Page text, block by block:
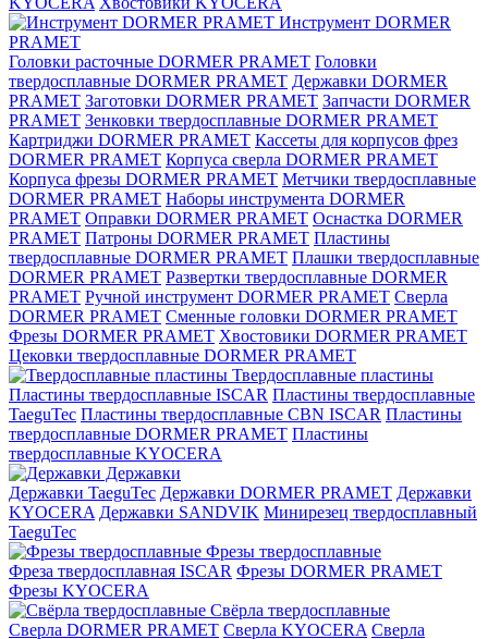
Инструмент DORMER
PRAMET
Головки расточные DORMER PRAMET Головки
твердосплавные DORMER PRAMET Державки DORMER
PRAMET Заготовки DORMER PRAMET Запчасти DORMER
PRAMET Зенковки твердосплавные DORMER PRAMET
Картриджи DORMER PRAMET Кассеты для корпусов фрез
DORMER PRAMET Корпуса сверла DORMER PRAMET
Корпуса фрезы DORMER PRAMET Метчики твердосплавные
DORMER PRAMET Наборы инструмента DORMER
PRAMET Оправки DORMER PRAMET Оснастка DORMER
PRAMET Патроны DORMER PRAMET Пластины
твердосплавные DORMER PRAMET Плашки твердосплавные
DORMER PRAMET Развертки твердосплавные DORMER
PRAMET Ручной инструмент DORMER PRAMET Сверла
DORMER PRAMET Сменные головки DORMER PRAMET
Фрезы DORMER PRAMET Хвостовики DORMER PRAMET
Цековки твердосплавные DORMER PRAMET
Твердосплавные пластины
Пластины твердосплавные ISCAR Пластины твердосплавные
TaeguTec Пластины твердосплавные CBN ISCAR Пластины
твердосплавные DORMER PRAMET Пластины
твердосплавные KYOCERA
Державки
Державки TaeguTec Державки DORMER PRAMET Державки
KYOCERA Державки SANDVIK Минирезец твердосплавный
TaeguTec
Фрезы твердосплавные
Фреза твердосплавная ISCAR Фрезы DORMER PRAMET
Фрезы KYOCERA
Свёрла твердосплавные
Сверла DORMER PRAMET Сверла KYOCERA Сверла